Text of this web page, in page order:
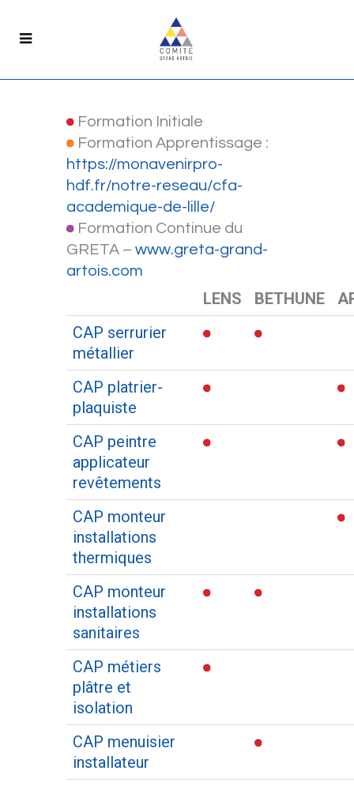
Formation Initiale
Formation Apprentissage :
https://monavenirpro-
hdf.fr/notre-reseau/cfa-
academique-de-lille/
Formation Continue du
GRETA – www.greta-grand-
artois.com
LENS BETHUNE
CAP serrurier
métallier
CAP platrier-
plaquiste
CAP peintre
applicateur
revêtements
CAP monteur
installations
thermiques
CAP monteur
installations
sanitaires
CAP métiers
plâtre et
isolation
CAP menuisier
installateur